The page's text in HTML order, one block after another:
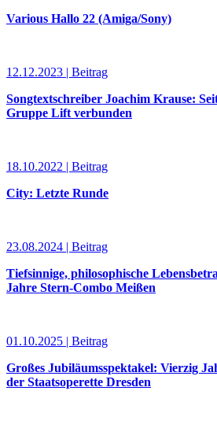
Various Hallo 22 (Amiga/Sony)
12.12.2023 | Beitrag
Songtextschreiber Joachim Krause:
Gruppe Lift verbunden
18.10.2022 | Beitrag
City: Letzte Runde
23.08.2024 | Beitrag
Tiefsinnige, philosophische
Jahre Stern-Combo Meißen
01.10.2025 | Beitrag
Großes Jubiläumsspektakel: Vierzig
der Staatsoperette Dresden